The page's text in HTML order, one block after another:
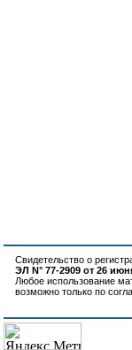
Свидетельство о
ЭЛ N° 77-2909 от 26
Любое использование
возможно только по